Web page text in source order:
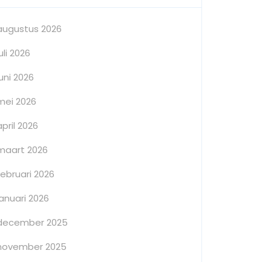
2026
2026
2026
2026
2026
2026
2026
2026
2025
2025